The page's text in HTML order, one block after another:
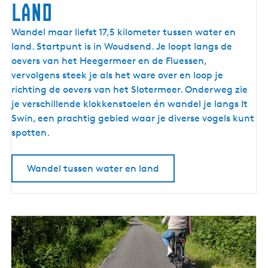
land
W
a
n
d
e
l
e
n
n
w
a
t
Wandel maar liefst 17,5 kilometer tussen water en
land. Startpunt is in Woudsend. Je loopt langs de
oevers van het Heegermeer en de Fluessen,
vervolgens steek je als het ware over en loop je
richting de oevers van het Slotermeer. Onderweg zie
je verschillende klokkenstoelen én wandel je langs It
Swin, een prachtig gebied waar je diverse vogels kunt
spotten.
Wandel tussen water en land